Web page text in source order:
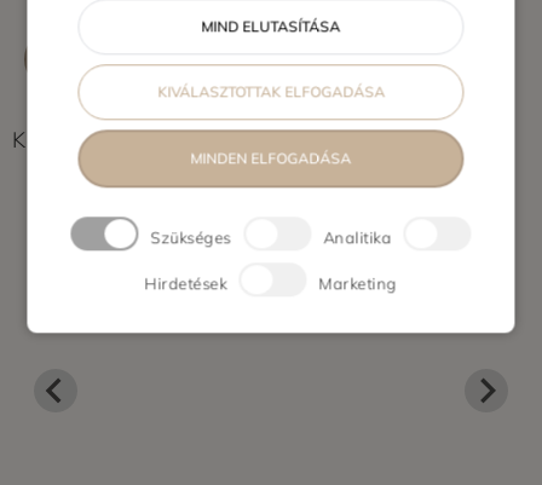
ÉRTÉKELÉS ÍRÁSA
Képek feltöltés alatt...
MIND ELUTASÍTÁSA
KIVÁLASZTOTTAK ELFOGADÁSA
MINDEN ELFOGADÁSA
Szükséges Analitika
Hirdetések Marketing